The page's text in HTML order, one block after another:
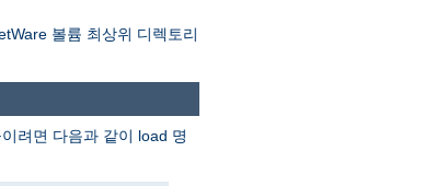
볼륨 최상위 디렉토리
려면 다음과 같이 load 명